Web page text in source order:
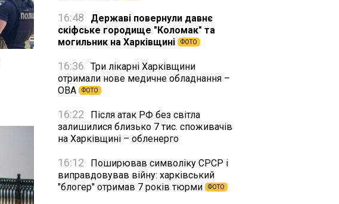
16:48
Державі повернули давнє
скіфське городище "Коломак" та
могильник на Харківщині
ФОТО
16:36
Три лікарні Харківщини
отримали нове медичне обладнання –
ОВА
ФОТО
16:22
Після атак РФ без світла
залишилися близько 7 тис. споживачів
на Харківщині – обленерго
16:12
Поширював символіку СРСР і
виправдовував війну: харківський
"блогер" отримав 7 років тюрми
ФОТО